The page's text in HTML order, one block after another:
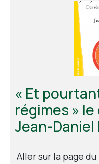
« Et
régimes »
Jean-Daniel
Aller sur la page du